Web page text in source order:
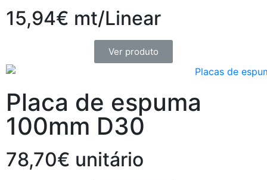
15,94€ mt/Linear
Ver produto
Placa de espuma
100mm D30
78,70€ unitário